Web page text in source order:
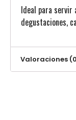
Ideal para
degustaciones,
Valoraciones